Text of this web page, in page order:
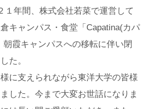
１年間、株式会社若菜で運営して
キャンパス・食堂「Capatina(カパ
霞キャンパスへの移転に伴い閉
た。
に支えられながら東洋大学の皆様
した。今まで大変お世話になりま